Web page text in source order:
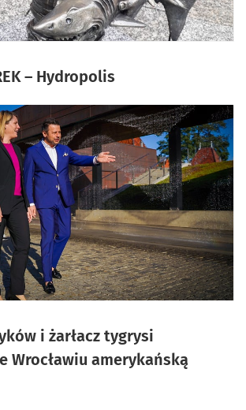
– Hydropolis
i żarłacz tygrysi
Wrocławiu amerykańską